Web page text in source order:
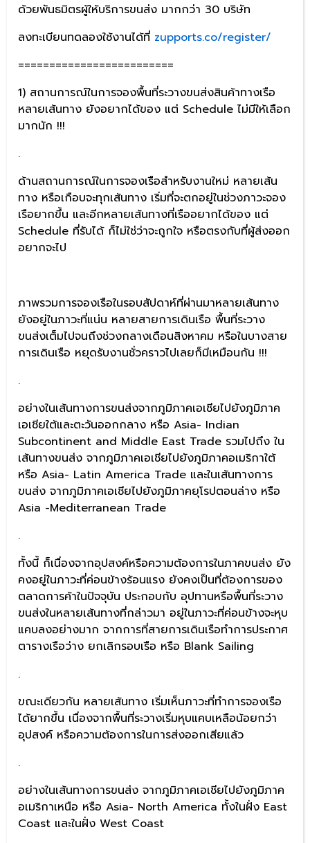
ด้วยพันธมิตรผู้ให้บริการขนส่ง มากกว่า 30 บริษัท
ลงทะเบียนทดลองใช้งานได้ที่ zupports.co/register/
=========================
1) สถานการณ์ในการจองพื้นที่ระวางขนส่งสินค้าทางเรือ
หลายเส้นทาง ยังอยากได้ของ แต่ Schedule ไม่มีให้เลือก
มากนัก !!!
.
ด้านสถานการณ์ในการจองเรือสำหรับงานใหม่ หลายเส้น
ทาง หรือเกือบจะทุกเส้นทาง เริ่มที่จะตกอยู่ในช่วงภาวะจอง
เรือยากขึ้น และอีกหลายเส้นทางที่เรืออยากได้ของ แต่
Schedule ที่รับได้ ก็ไม่ใช่ว่าจะถูกใจ หรือตรงกับที่ผู้ส่งออก
อยากจะไป
ภาพรวมการจองเรือในรอบสัปดาห์ที่ผ่านมาหลายเส้นทาง
ยังอยู่ในภาวะที่แน่น หลายสายการเดินเรือ พื้นที่ระวาง
ขนส่งเต็มไปจนถึงช่วงกลางเดือนสิงหาคม หรือในบางสาย
การเดินเรือ หยุดรับงานชั่วคราวไปเลยก็มีเหมือนกัน !!!
.
อย่างในเส้นทางการขนส่งจากภูมิภาคเอเชียไปยังภูมิภาค
เอเชียใต้และตะวันออกกลาง หรือ Asia- Indian
Subcontinent and Middle East Trade รวมไปถึง ใน
เส้นทางขนส่ง จากภูมิภาคเอเชียไปยังภูมิภาคอเมริกาใต้
หรือ Asia- Latin America Trade และในเส้นทางการ
ขนส่ง จากภูมิภาคเอเชียไปยังภูมิภาคยุโรปตอนล่าง หรือ
Asia -Mediterranean Trade
.
ทั้งนี้ ก็เนื่องจากอุปสงค์หรือความต้องการในภาคขนส่ง ยัง
คงอยู่ในภาวะที่ค่อนข้างร้อนแรง ยังคงเป็นที่ต้องการของ
ตลาดการค้าในปัจจุบัน ประกอบกับ อุปทานหรือพื้นที่ระวาง
ขนส่งในหลายเส้นทางที่กล่าวมา อยู่ในภาวะที่ค่อนข้างจะหุบ
แคบลงอย่างมาก จากการที่สายการเดินเรือทำการประกาศ
ตารางเรือว่าง ยกเลิกรอบเรือ หรือ Blank Sailing
.
ขณะเดียวกัน หลายเส้นทาง เริ่มเห็นภาวะที่ทำการจองเรือ
ได้ยากขึ้น เนื่องจากพื้นที่ระวางเริ่มหุบแคบเหลือน้อยกว่า
อุปสงค์ หรือความต้องการในการส่งออกเสียแล้ว
.
อย่างในเส้นทางการขนส่ง จากภูมิภาคเอเชียไปยังภูมิภาค
อเมริกาเหนือ หรือ Asia- North America ทั้งในฝั่ง East
Coast และในฝั่ง West Coast